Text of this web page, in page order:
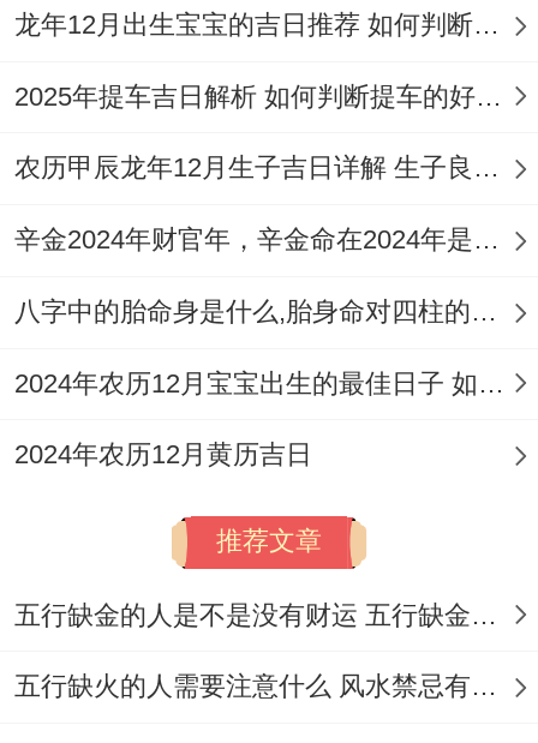
龙年12月出生宝宝的吉日推荐 如何判断吉日是否适合宝宝
2025年提车吉日解析 如何判断提车的好日子
农历甲辰龙年12月生子吉日详解 生子良辰的影响因素
辛金2024年财官年，辛金命在2024年是财官年还是财印年
八字中的胎命身是什么,胎身命对四柱的影响
2024年农历12月宝宝出生的最佳日子 如何挑选适合的吉日
2024年农历12月黄历吉日
推荐文章
五行缺金的人是不是没有财运 五行缺金的人命运好不好
五行缺火的人需要注意什么 风水禁忌有哪些